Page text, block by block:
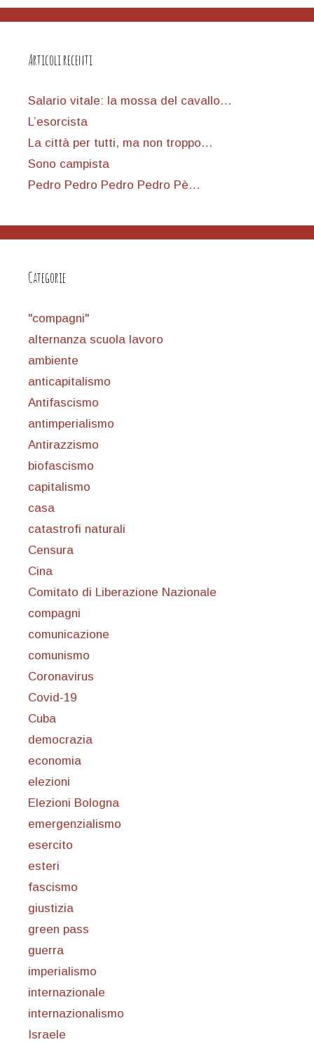
Articoli recenti
Salario vitale: la mossa del cavallo…
L’esorcista
La città per tutti, ma non troppo…
Sono campista
Pedro Pedro Pedro Pedro Pè…
Categorie
"compagni"
alternanza scuola lavoro
ambiente
anticapitalismo
Antifascismo
antimperialismo
Antirazzismo
biofascismo
capitalismo
casa
catastrofi naturali
Censura
Cina
Comitato di Liberazione Nazionale
compagni
comunicazione
comunismo
Coronavirus
Covid-19
Cuba
democrazia
economia
elezioni
Elezioni Bologna
emergenzialismo
esercito
esteri
fascismo
giustizia
green pass
guerra
imperialismo
internazionale
internazionalismo
Israele